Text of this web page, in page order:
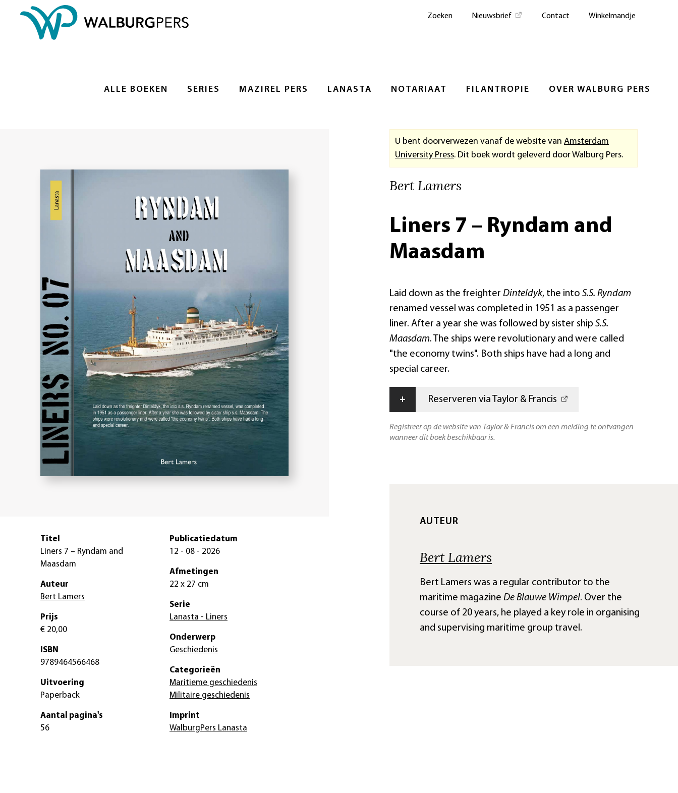
ALLE BOEKEN SERIES MAZIREL PERS LANASTA NOTARIAAT FILANTROPIE OVER WALBURG PERS
Zoeken Nieuwsbrief Contact Winkelmandje
U bent doorverwezen vanaf de website van Amsterdam
University Press. Dit boek wordt geleverd door Walburg Pers.
Bert Lamers
Liners 7 – Ryndam and
Maasdam
Laid down as the freighter Dinteldyk, the into S.S. Ryndam
renamed vessel was completed in 1951 as a passenger
liner. After a year she was followed by sister ship S.S.
Maasdam. The ships were revolutionary and were called
"the economy twins". Both ships have had a long and
special career.
+ Reserveren via Taylor & Francis
Registreer op de website van Taylor & Francis om een melding te ontvangen
wanneer dit boek beschikbaar is.
AUTEUR
Bert Lamers
Bert Lamers was a regular contributor to the
maritime magazine De Blauwe Wimpel. Over the
course of 20 years, he played a key role in organising
and supervising maritime group travel.
Titel
Liners 7 – Ryndam and
Maasdam
Auteur
Bert Lamers
Prijs
€ 20,00
ISBN
9789464566468
Uitvoering
Paperback
Aantal pagina's
56
Publicatiedatum
12 - 08 - 2026
Afmetingen
22 x 27 cm
Serie
Lanasta - Liners
Onderwerp
Geschiedenis
Categorieën
Maritieme geschiedenis
Militaire geschiedenis
Imprint
WalburgPers Lanasta